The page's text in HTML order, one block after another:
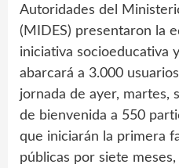
Autoridades del
(MIDES) presentaron la
iniciativa socioeducativa
abarcará a 3.000
jornada de ayer, martes,
de bienvenida a 550
que iniciarán la primera
públicas por siete